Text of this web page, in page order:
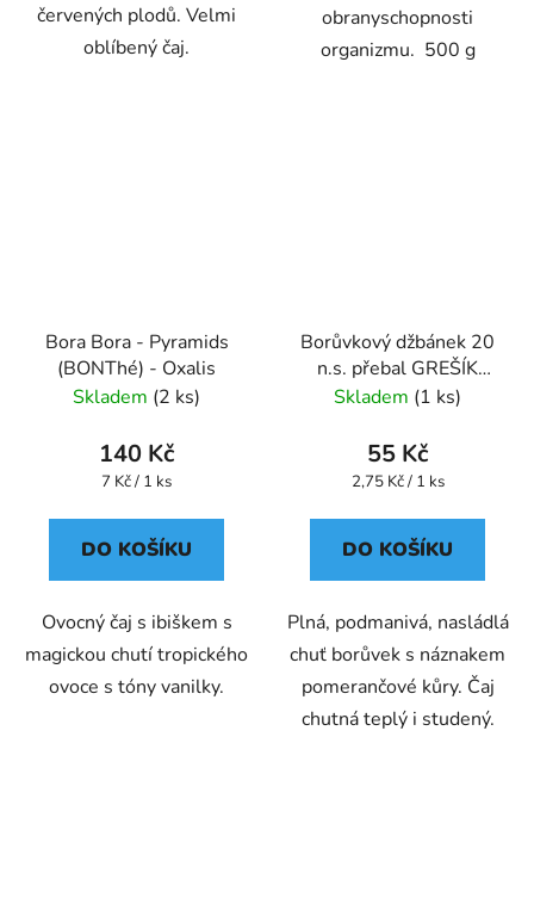
červených plodů. Velmi
oblíbený čaj.
obranyschopnosti
organizmu. 500 g
Bora Bora - Pyramids
(BONThé) - Oxalis
Skladem (2 ks)
140 Kč
Měrná
7 Kč / 1 ks
DO KOŠÍKU
Ovocný čaj s ibiškem s
magickou chutí tropického
ovoce s tóny vanilky.
Borůvkový džbánek 20
n.s. přebal GREŠÍK
Ovocný čaj
Skladem (1 ks)
55 Kč
Měrná
2,75 Kč / 1 ks
DO KOŠÍKU
Plná, podmanivá, nasládlá
chuť borůvek s náznakem
pomerančové kůry. Čaj
chutná teplý i studený.